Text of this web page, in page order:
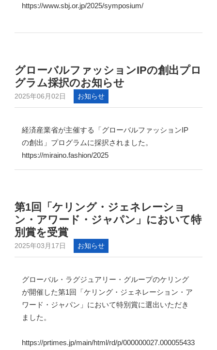
https://www.sbj.or.jp/2025/symposium/
グローバルファッションIPの創出プロ
グラム採択のお知らせ
2025年06月02日 お知らせ
経済産業省が主催する「グローバルファッションIP
の創出」プログラムに採択されました。
https://miraino.fashion/2025
第1回「ケリング・ジェネレーショ
ン・アワード・ジャパン」において特
別賞を受賞
2025年03月17日 お知らせ
グローバル・ラグジュアリー・グループのケリング
が開催した第1回「ケリング・ジェネレーション・ア
ワード・ジャパン」において特別賞に選出いただき
ました。
https://prtimes.jp/main/html/rd/p/000000027.000055433